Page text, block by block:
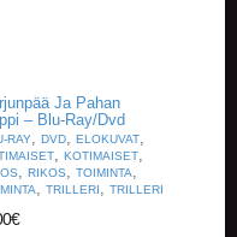
Ja Pahan
– Blu-Ray/Dvd
RAY, DVD, ELOKUVAT,
, KOTIMAISET,
, RIKOS, TOIMINTA,
, TRILLERI, TRILLERI
€